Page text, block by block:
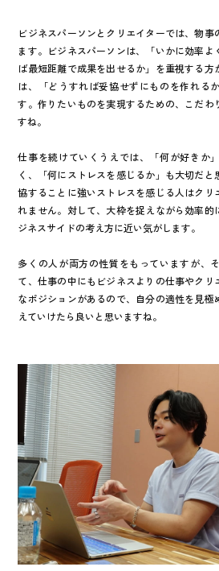
ビジネスパーソンとクリエイターでは、物事
ます。ビジネスパーソンは、「いかに効率
ば最短距離で成果を出せるか」を重視する
は、「どうすれば妥協せずにものを作れる
す。作りたいものを実現するための、こだ
すね。
仕事を続けていくうえでは、「何が好きか
く、「何にストレスを感じるか」も大切だ
協することに強いストレスを感じる人はクリ
れません。対して、大枠を捉えながら効率
ジネスサイドの考え方に近い気がします。
多くの人が両方の性質をもっていますが、
て、仕事の中にもビジネスよりの仕事やクリ
なポジションがあるので、自分の適性を見
えていけたら良いと思いますね。